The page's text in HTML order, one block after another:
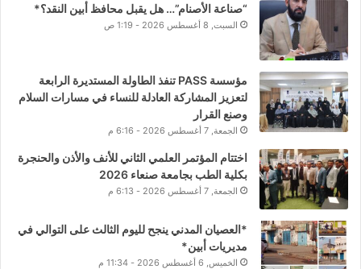
“صناعة الأصنام”… هل يقبل محافظ أبين النقد؟*
السبت, 8 أغسطس 2026 - 1:19 ص
مؤسسة PASS تنفذ الطاولة المستديرة الرابعة
لتعزيز المشاركة العادلة للنساء في مسارات السلام
وصنع القرار
الجمعة, 7 أغسطس 2026 - 6:16 م
اختتام المؤتمر العلمي الثاني للأنف والأذن والحنجرة
بكلية الطب بجامعة صنعاء 2026
الجمعة, 7 أغسطس 2026 - 6:13 م
*العصيان المدني ينجح لليوم الثالث على التوالي في
مديريات أبين*
الخميس, 6 أغسطس 2026 - 11:34 م